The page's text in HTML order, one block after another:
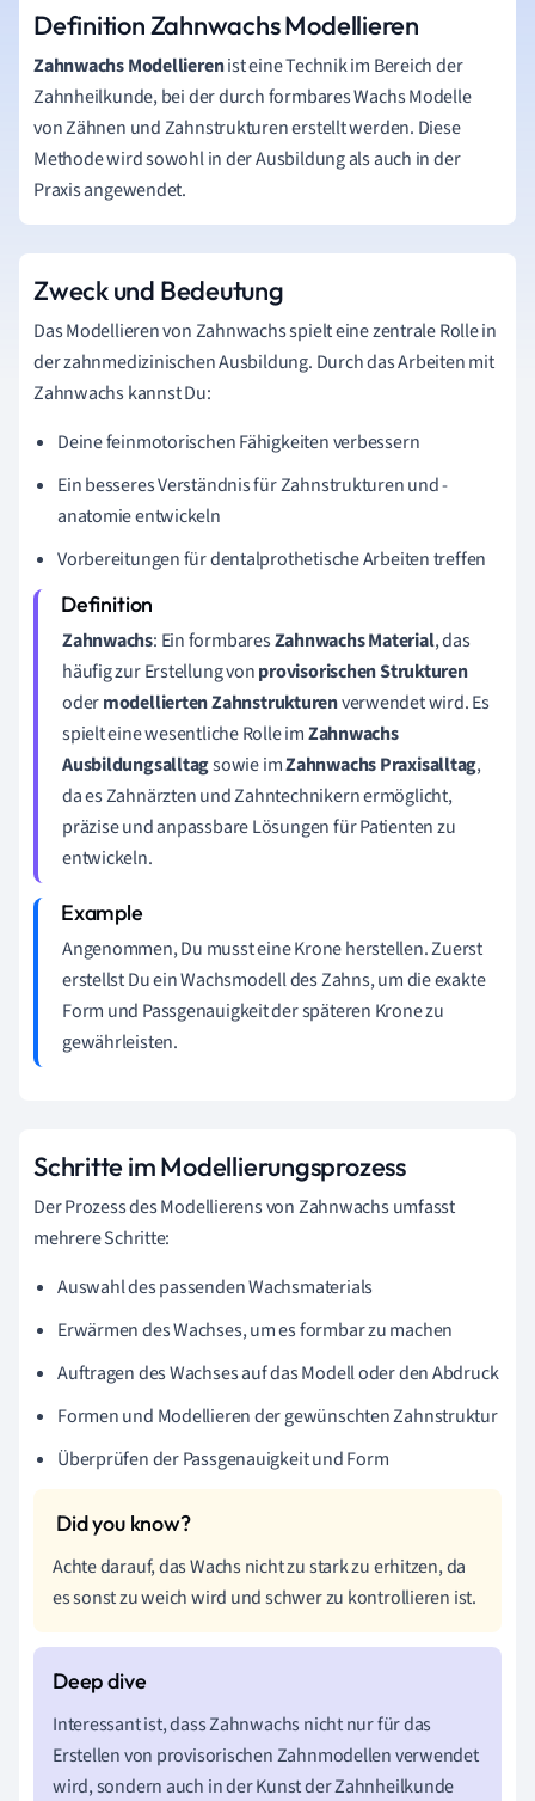
Definition Zahnwachs Modellieren
Zahnwachs Modellierenist eine Technik im Bereich der
Zahnheilkunde, bei der durch formbares Wachs Modelle
von Zähnen und Zahnstrukturen erstellt werden. Diese
Methode wird sowohl in der Ausbildung als auch in der
Praxis angewendet.
Zweck und Bedeutung
Das Modellieren von Zahnwachs spielt eine zentrale Rolle in
der zahnmedizinischen Ausbildung. Durch das Arbeiten mit
Zahnwachs kannst Du:
Deine feinmotorischen Fähigkeiten verbessern
Ein besseres Verständnis für Zahnstrukturen und -
anatomie entwickeln
Vorbereitungen für dentalprothetische Arbeiten treffen
Zahnwachs: Ein formbaresZahnwachs Material, das
häufig zur Erstellung vonprovisorischen Strukturen
odermodellierten Zahnstrukturenverwendet wird. Es
spielt eine wesentliche Rolle imZahnwachs
Ausbildungsalltagsowie imZahnwachs Praxisalltag,
da es Zahnärzten und Zahntechnikern ermöglicht,
präzise und anpassbare Lösungen für Patienten zu
entwickeln.
Angenommen, Du musst eine Krone herstellen. Zuerst
erstellst Du ein Wachsmodell des Zahns, um die exakte
Form und Passgenauigkeit der späteren Krone zu
gewährleisten.
Schritte im Modellierungsprozess
Der Prozess des Modellierens von Zahnwachs umfasst
mehrere Schritte:
Auswahl des passenden Wachsmaterials
Erwärmen des Wachses, um es formbar zu machen
Auftragen des Wachses auf das Modell oder den Abdruck
Formen und Modellieren der gewünschten Zahnstruktur
Überprüfen der Passgenauigkeit und Form
Achte darauf, das Wachs nicht zu stark zu erhitzen, da
es sonst zu weich wird und schwer zu kontrollieren ist.
Interessant ist, dass Zahnwachs nicht nur für das
Erstellen von provisorischen Zahnmodellen verwendet
wird, sondern auch in der Kunst der Zahnheilkunde